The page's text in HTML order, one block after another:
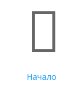

Начало